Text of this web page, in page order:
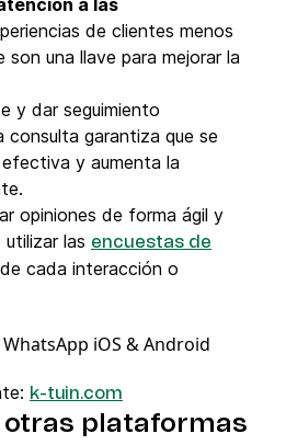
a las
de clientes menos
una llave para mejorar la
y dar seguimiento
consulta garantiza que se
y aumenta la
opiniones de forma ágil y
las encuestas de
cada interacción o
k-tuin.com
otras plataformas